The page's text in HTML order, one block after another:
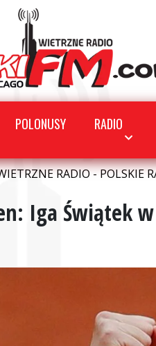
POLONUSY RADIO
RADIO - POLSKIE
Iga Świątek